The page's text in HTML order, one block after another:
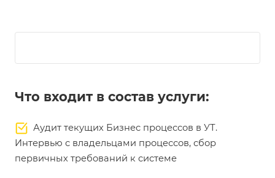
Что входит в состав услуги:
Аудит текущих Бизнес процессов в УТ.
Интервью с владельцами процессов, сбор
первичных требований к системе